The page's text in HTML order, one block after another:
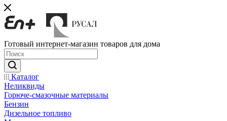
Готовый интернет-магазин товаров для дома
Каталог
Неликвиды
Горюче-смазочные материалы
Бензин
Дизельное топливо